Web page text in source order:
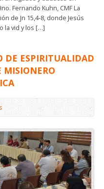
Fernando Kuhn, CMF La
de Jn 15,4-8, donde Jesús
la vid y los […]
DE ESPIRITUALIDAD
MISIONERO